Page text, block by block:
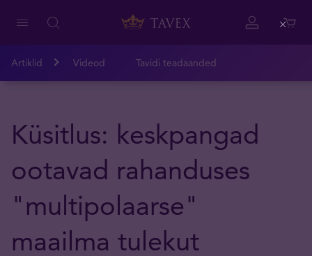
Artiklid Videod Tavidi teadaanded
Küsitlus: keskpangad
ootavad rahanduses
"multipolaarse"
maailma tulekut
Close